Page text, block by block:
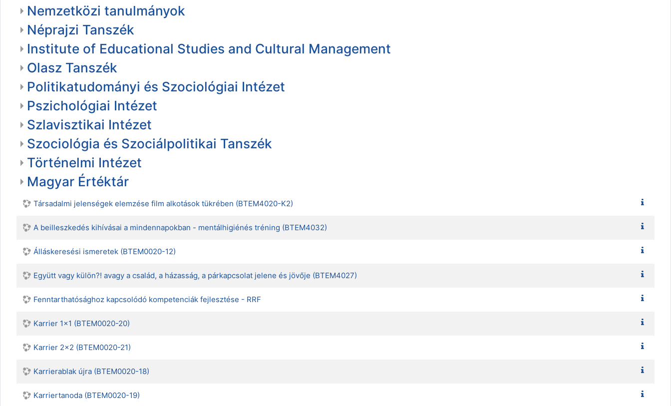
Nemzetközi tanulmányok
Néprajzi Tanszék
Institute of Educational Studies and Cultural Management
Olasz Tanszék
Politikatudományi és Szociológiai Intézet
Pszichológiai Intézet
Szlavisztikai Intézet
Szociológia és Szociálpolitikai Tanszék
Történelmi Intézet
Magyar Értéktár
Társadalmi jelenségek elemzése film alkotások tükrében (BTEM4020-K2)
A beilleszkedés kihívásai a mindennapokban - mentálhigiénés tréning (BTEM4032)
Álláskeresési ismeretek (BTEM0020-12)
Együtt vagy külön?! avagy a család, a házasság, a párkapcsolat jelene és jövője (BTEM4027)
Fenntarthatósághoz kapcsolódó kompetenciák fejlesztése - RRF
Karrier 1x1 (BTEM0020-20)
Karrier 2x2 (BTEM0020-21)
Karrierablak újra (BTEM0020-18)
Karriertanoda (BTEM0020-19)